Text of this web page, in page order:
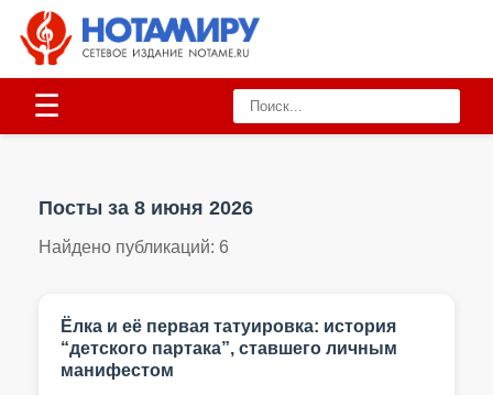
☰
Посты за 8 июня 2026
Найдено публикаций: 6
Ёлка и её первая татуировка: история
“детского партaка”, ставшего личным
манифестом